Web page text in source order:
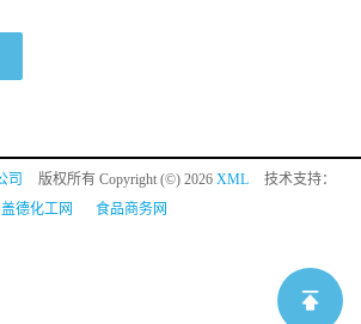
司 版权所有 Copyright (©) 2026 XML
技术支持：
盖德化工网
食品商务网